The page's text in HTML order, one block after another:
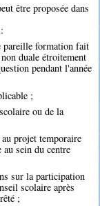
être proposée dans
pareille formation fait
duale étroitement
pendant l'année
;
ou de la
projet temporaire
sein du centre
sur la participation
scolaire après
;